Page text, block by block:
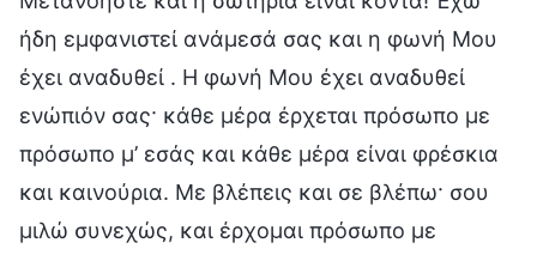
ήδη εμφανιστεί ανάμεσά σας και η φωνή Μου
έχει αναδυθεί . Η φωνή Μου έχει αναδυθεί
ενώπιόν σας· κάθε μέρα έρχεται πρόσωπο με
πρόσωπο μ’ εσάς και κάθε μέρα είναι φρέσκια
και καινούρια. Με βλέπεις και σε βλέπω· σου
μιλώ συνεχώς, και έρχομαι πρόσωπο με